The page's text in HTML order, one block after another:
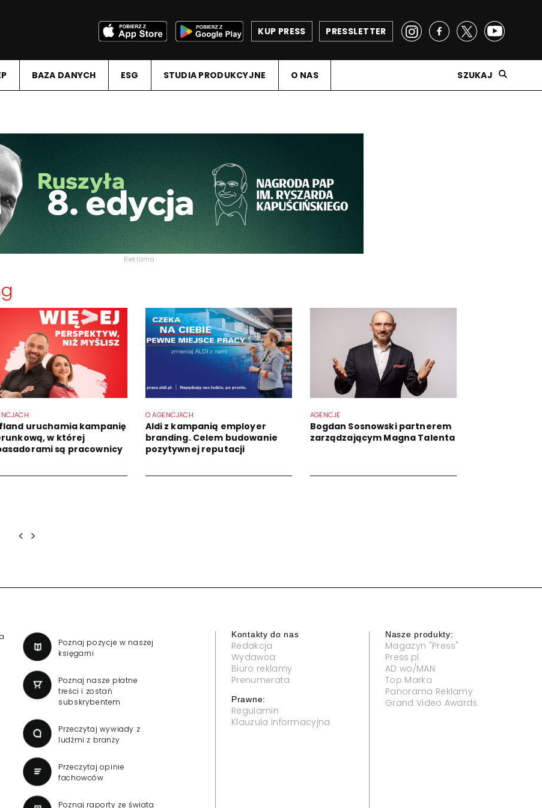
PRESSLETTER
KUP PRESS
BAZA DANYCH ESG STUDIA PRODUKCYJNE O NAS SZUKAJ
Reklama
uruchamia kampanię
w której
są pracownicy
O AGENCJACH
Aldi z kampanią employer
branding. Celem budowanie
pozytywnej reputacji
AGENCJE
Bogdan Sosnowski partnerem
zarządzającym Magna Talenta
< >
Poznaj pozycje w naszej
księgarni
Poznaj nasze płatne
treści i zostań
subskrybentem
Przeczytaj wywiady z
ludźmi z branży
Przeczytaj opinie
fachowców
Poznaj raporty ze świata
Kontakty do nas
Redakcja
Wydawca
Biuro reklamy
Prenumerata
Prawne:
Regulamin
Klauzula informacyjna
Nasze produkty:
Magazyn "Press"
Press.pl
AD wo/MAN
Top Marka
Panorama Reklamy
Grand Video Awards